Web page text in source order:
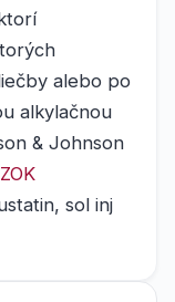
alebo po
alkylačnou
& Johnson
sol inj